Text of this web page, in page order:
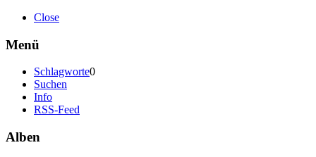
Close
Menü
Schlagworte0
Suchen
Info
RSS-Feed
Alben